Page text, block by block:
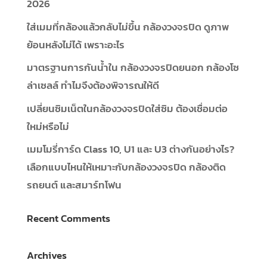
2026
ใส่เมมที่กล้องแล้วกลับไม่ขึ้น กล้องวงจรปิด ดูภาพ
ย้อนหลังไม่ได้ เพราะอะไร
มาตรฐานการกันน้ำใน กล้องวงจรปิดยนอก กล้องโซ
ล่าเซลล์ ทำไมจึงต้องพิจารณให้ดี
เปลี่ยนซิมเน็ตในกล้องวงจรปิดใส่ซิม ต้องเชื่อมต่อ
ใหม่หรือไม่
เมมโมรี่การ์ด Class 10, U1 และ U3 ต่างกันอย่างไร?
เลือกแบบไหนให้เหมาะกับกล้องวงจรปิด กล้องติด
รถยนต์ และสมาร์ทโฟน
Recent Comments
Archives